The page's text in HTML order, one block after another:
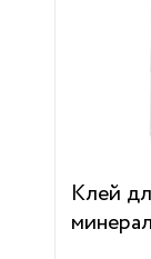
Клей